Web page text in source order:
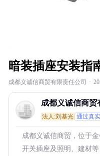
暗装插座安装指
成都义诚信商贸有限责任公司 ·
成都义诚信商贸
法人:刘基光 通过真
成都义诚信商贸，位于
开关插座及照明、建材